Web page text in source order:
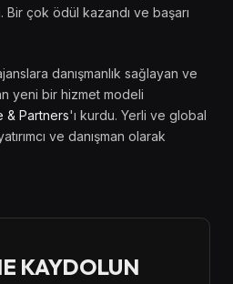
çok ödül kazandı ve başarı
danışmanlık sağlayan ve
yeni bir hizmet modeli
& Partners'ı kurdu. Yerli ve global
ve danışman olarak
KAYDOLUN